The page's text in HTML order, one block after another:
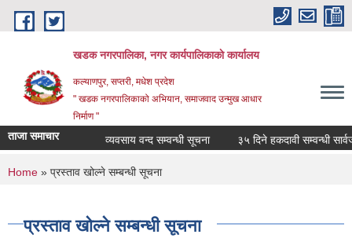
Skip to main content
खडक नगरपालिका, नगर कार्यपालिकाकाे कार्यालय
कल्याणपुर, सप्तरी, मधेश प्रदेश
" खडक नगरपालिकाको अभियान, समाजवाद उन्मुख आधार
निर्माण "
ताजा समाचार व्यवसाय वन्द सम्वन्धी सूचना ३५ दिने हकदावी सम्वन्धी
You are here
Home » प्रस्ताव खोल्ने सम्बन्धी सूचना
प्रस्ताव खोल्ने सम्बन्धी सूचना